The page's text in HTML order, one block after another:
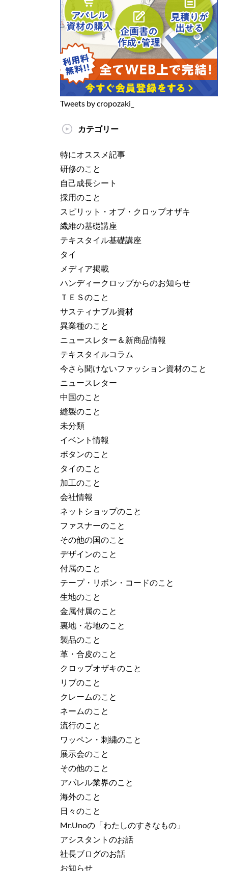
Tweets by cropozaki_
カテゴリー
特にオススメ記事
研修のこと
自己成長シート
採用のこと
スピリット・オブ・クロップオザキ
繊維の基礎講座
テキスタイル基礎講座
タイ
メディア掲載
ハンディークロップからのお知らせ
ＴＥＳのこと
サスティナブル資材
異業種のこと
ニュースレター＆新商品情報
テキスタイルコラム
今さら聞けないファッション資材のこと
ニュースレター
中国のこと
縫製のこと
未分類
イベント情報
ボタンのこと
タイのこと
加工のこと
会社情報
ネットショップのこと
ファスナーのこと
その他の国のこと
デザインのこと
付属のこと
テープ・リボン・コードのこと
生地のこと
金属付属のこと
裏地・芯地のこと
製品のこと
革・合皮のこと
クロップオザキのこと
リブのこと
クレームのこと
ネームのこと
流行のこと
ワッペン・刺繍のこと
展示会のこと
その他のこと
アパレル業界のこと
海外のこと
日々のこと
Mr.Unoの「わたしのすきなもの」
アシスタントのお話
社長ブログのお話
お知らせ